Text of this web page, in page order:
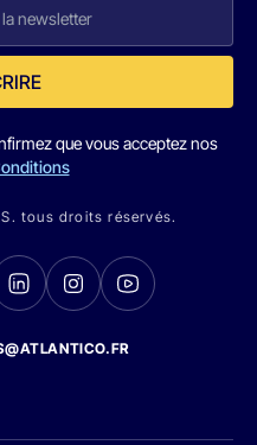
que vous acceptez nos
tous droits réservés.